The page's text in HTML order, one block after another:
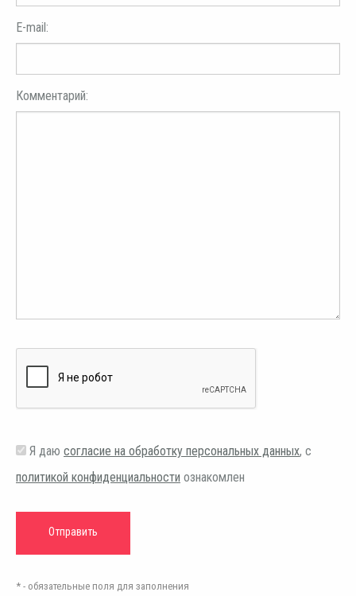
E-mail:
Комментарий:
Я даю согласие на обработку персональных данных, с
политикой конфиденциальности ознакомлен
* - обязательные поля для заполнения